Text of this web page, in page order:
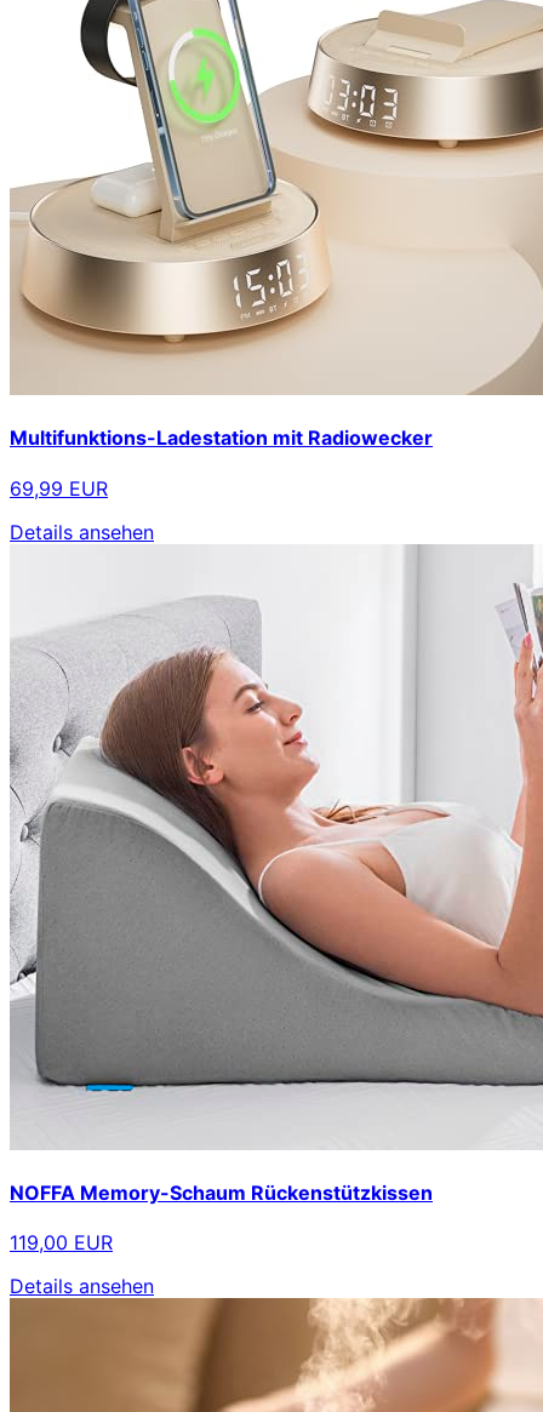
Multifunktions-Ladestation mit Radiowecker
69,99 EUR
Details ansehen
NOFFA Memory-Schaum Rückenstützkissen
119,00 EUR
Details ansehen